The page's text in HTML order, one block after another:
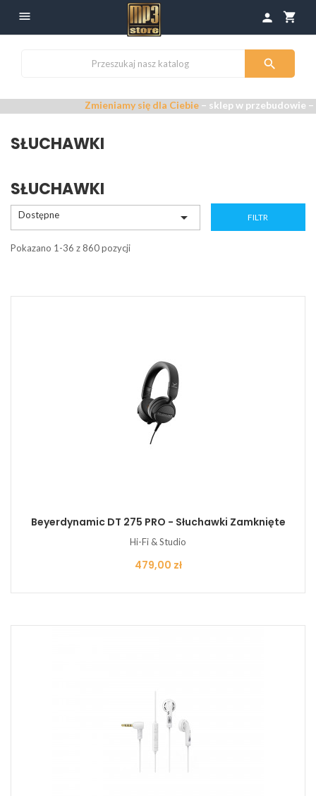
 shopping_cart
person

Zmieniamy się dla Ciebie– sklep w przebudowie –
SŁUCHAWKI
SŁUCHAWKI
Dostępne  FILTR
Pokazano 1-36 z 860 pozycji
Beyerdynamic DT 275 PRO - Słuchawki Zamknięte
Hi-Fi & Studio
Cena
479,00 zł